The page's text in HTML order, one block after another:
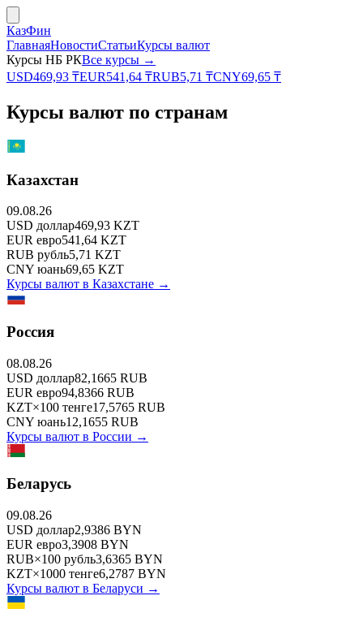
КазФин
ГлавнаяНовостиСтатьиКурсы валют
Курсы НБ РКВсе курсы →
USD469,93 ₸EUR541,64 ₸RUB5,71 ₸CNY69,65 ₸
Курсы валют по странам
Казахстан
09.08.26
USD доллар469,93 KZT
EUR евро541,64 KZT
RUB рубль5,71 KZT
CNY юань69,65 KZT
Курсы валют в Казахстане →
Россия
08.08.26
USD доллар82,1665 RUB
EUR евро94,8366 RUB
KZT×100 тенге17,5765 RUB
CNY юань12,1655 RUB
Курсы валют в России →
Беларусь
09.08.26
USD доллар2,9386 BYN
EUR евро3,3908 BYN
RUB×100 рубль3,6365 BYN
KZT×1000 тенге6,2787 BYN
Курсы валют в Беларуси →